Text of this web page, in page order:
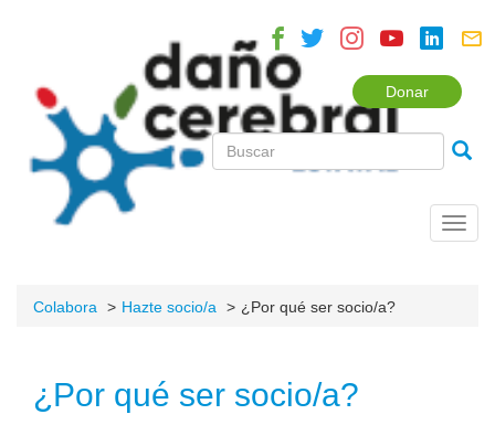
Donar
Colabora Hazte socio/a ¿Por qué ser socio/a?
¿Por qué ser socio/a?